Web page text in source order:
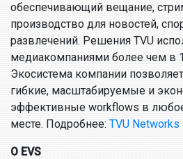
обеспечивающий вещание,
производство для новостей,
развлечений. Решения TVU
медиакомпаниями более чем в
Экосистема компании
гибкие, масштабируемые и
эффективные workflows в
месте. Подробнее: TVU Networks
О EVS